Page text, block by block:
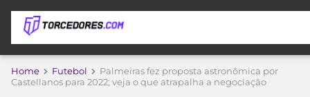
APOSTAS
Home Futebol
Palmeiras fez proposta astronômica por
Castellanos para 2022; veja o que atrapalha a negociação